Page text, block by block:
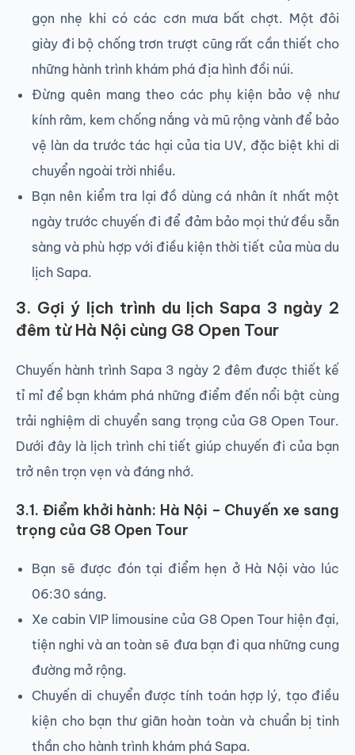
gọn nhẹ khi có các cơn mưa bất chợt. Một đôi
giày đi bộ chống trơn trượt cũng rất cần thiết cho
những hành trình khám phá địa hình đồi núi.
Đừng quên mang theo các phụ kiện bảo vệ như
kính râm, kem chống nắng và mũ rộng vành để bảo
vệ làn da trước tác hại của tia UV, đặc biệt khi di
chuyển ngoài trời nhiều.
Bạn nên kiểm tra lại đồ dùng cá nhân ít nhất một
ngày trước chuyến đi để đảm bảo mọi thứ đều sẵn
sàng và phù hợp với điều kiện thời tiết của mùa du
lịch Sapa.
3. Gợi ý lịch trình du lịch Sapa 3 ngày 2
đêm từ Hà Nội cùng G8 Open Tour
Chuyến hành trình Sapa 3 ngày 2 đêm được thiết kế
tỉ mỉ để bạn khám phá những điểm đến nổi bật cùng
trải nghiệm di chuyển sang trọng của G8 Open Tour.
Dưới đây là lịch trình chi tiết giúp chuyến đi của bạn
trở nên trọn vẹn và đáng nhớ.
3.1. Điểm khởi hành: Hà Nội – Chuyến xe sang
trọng của G8 Open Tour
Bạn sẽ được đón tại điểm hẹn ở Hà Nội vào lúc
06:30 sáng.
Xe cabin VIP limousine của G8 Open Tour hiện đại,
tiện nghi và an toàn sẽ đưa bạn đi qua những cung
đường mở rộng.
Chuyến di chuyển được tính toán hợp lý, tạo điều
kiện cho bạn thư giãn hoàn toàn và chuẩn bị tinh
thần cho hành trình khám phá Sapa.